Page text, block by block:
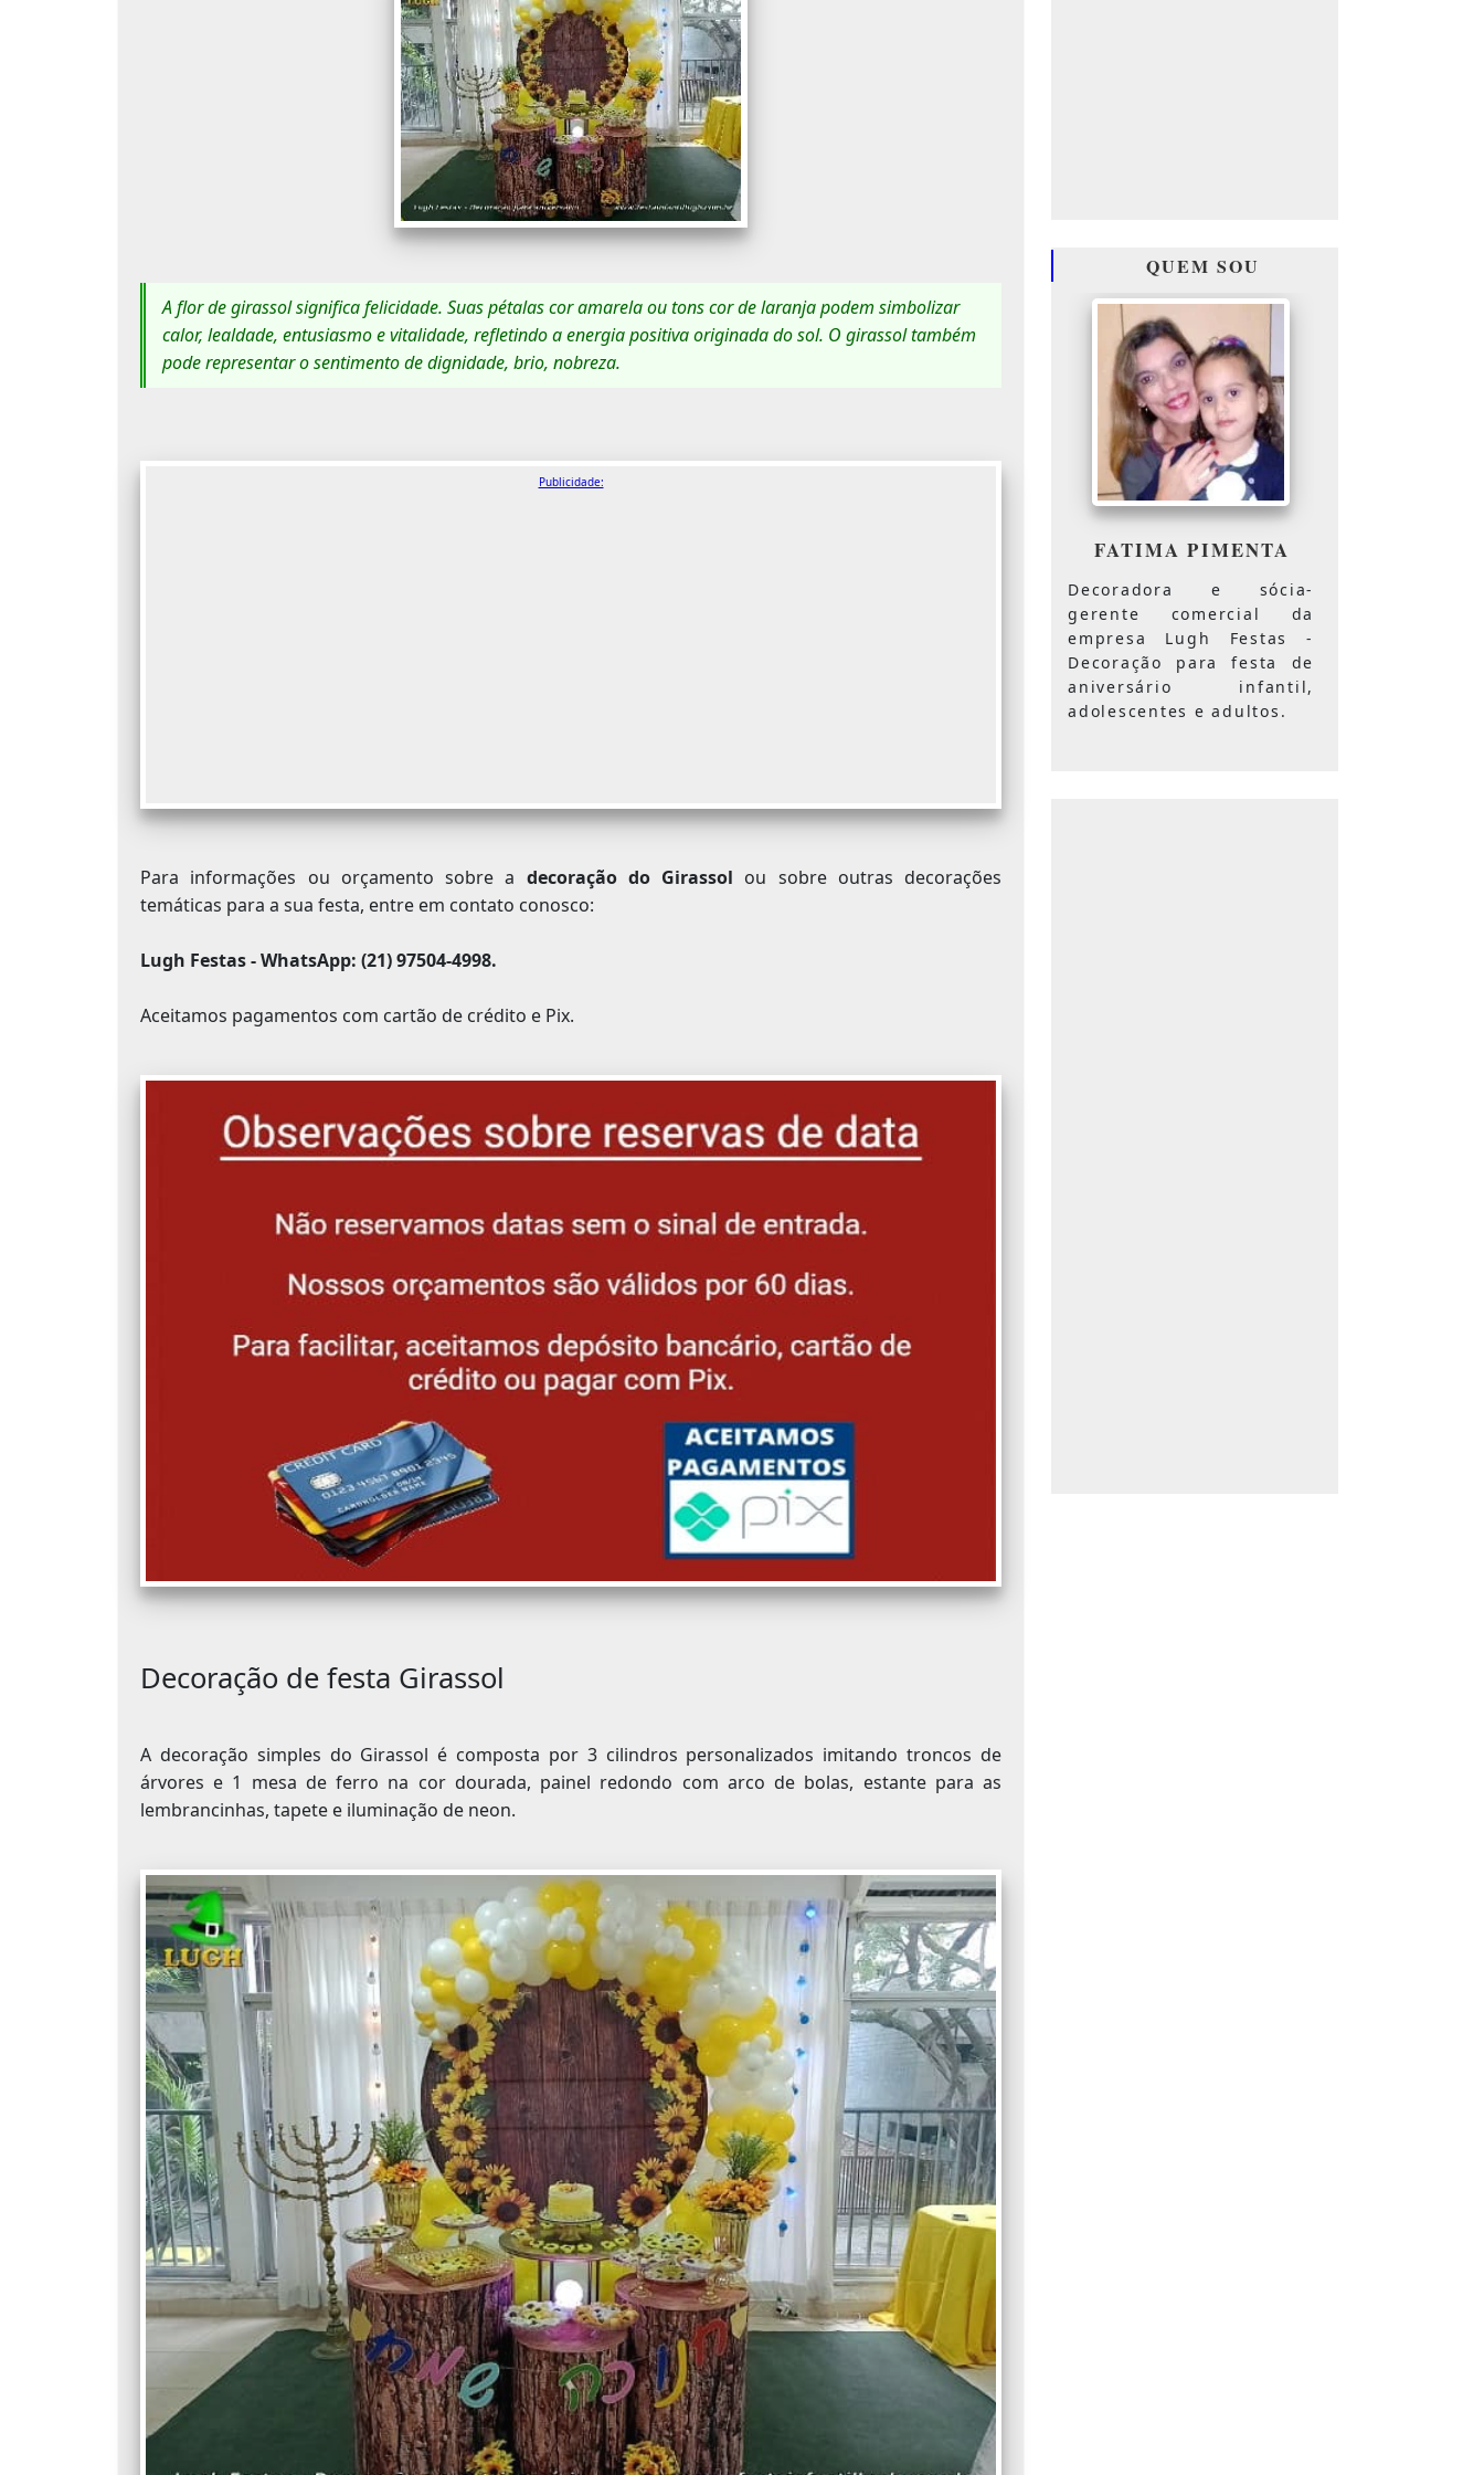
A flor de girassol significa felicidade. Suas pétalas cor amarela ou tons cor de laranja podem simbolizar
calor, lealdade, entusiasmo e vitalidade, refletindo a energia positiva originada do sol. O girassol também
pode representar o sentimento de dignidade, brio, nobreza.
Publicidade:
Para informações ou orçamento sobre a decoração do Girassol ou sobre outras decorações
temáticas para a sua festa, entre em contato conosco:
Lugh Festas - WhatsApp: (21) 97504-4998.
Aceitamos pagamentos com cartão de crédito e Pix.
Decoração de festa Girassol
A decoração simples do Girassol é composta por 3 cilindros personalizados imitando troncos de
árvores e 1 mesa de ferro na cor dourada, painel redondo com arco de bolas, estante para as
lembrancinhas, tapete e iluminação de neon.
QUEM SOU
FATIMA PIMENTA
Decoradora e sócia-
gerente comercial da
empresa Lugh Festas -
Decoração para festa de
aniversário infantil,
adolescentes e adultos.